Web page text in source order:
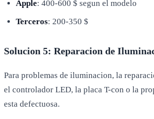
Apple: 400-600 $ segun el modelo
Terceros: 200-350 $
Solucion 5: Reparacion de
Para problemas de iluminacion, la
el controlador LED, la placa T-con o la
esta defectuosa.